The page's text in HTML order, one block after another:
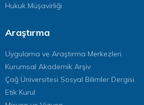
Hukuk Müşavirliği
Araştırma
Uygulama ve Araştırma Merkezleri
Kurumsal Akademik Arşiv
Çağ Üniversitesi Sosyal Bilimler Dergisi
Etik Kurul